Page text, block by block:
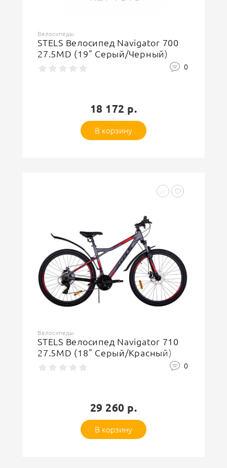
Велосипеды
STELS Велосипед Navigator 700
27.5MD (19" Серый/Черный)
0
18 172 р.
В корзину
Велосипеды
STELS Велосипед Navigator 710
27.5MD (18" Серый/Красный)
0
29 260 р.
В корзину